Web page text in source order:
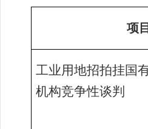
项
工业用地招拍挂国
机构竞争性谈判